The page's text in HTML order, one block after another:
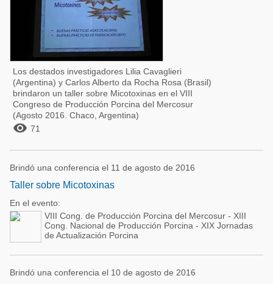
Los destados investigadores Lilia Cavaglieri
(Argentina) y Carlos Alberto da Rocha Rosa (Brasil)
brindaron un taller sobre Micotoxinas en el VIII
Congreso de Producción Porcina del Mercosur
(Agosto 2016. Chaco, Argentina)
 71
Brindó una conferencia el 11 de agosto de 2016
Taller sobre Micotoxinas
En el evento:
VIII Cong. de Producción Porcina del Mercosur - XIII
Cong. Nacional de Producción Porcina - XIX Jornadas
de Actualización Porcina
Brindó una conferencia el 10 de agosto de 2016